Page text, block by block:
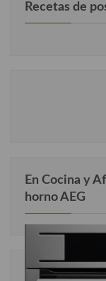
Recetas de
En Cocina y
horno AEG